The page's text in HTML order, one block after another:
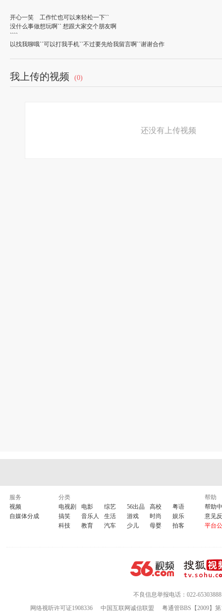
开心一笑
工作忙也可以来轻松一下``
没什么事做想玩啊`` 想跟大家交个朋友啊
```` 有什
以找我聊哦``可以打我手机``不过要先给我留言啊``谢谢合作
我上传的视频 (0)
还没有上传视频
服务
视频
自媒体分成
分类
电视剧
电影 综艺 56出品 高校
粤语
搞笑
音乐人 生活 游戏 时尚
娱乐
科技
教育 汽车 少儿 母婴 拍客
帮助
帮助
意见
平台
不良信息举报电话：022-65303888
网络视听许可证1908336
中国互联网诚信联盟 粤通管BBS【2009】